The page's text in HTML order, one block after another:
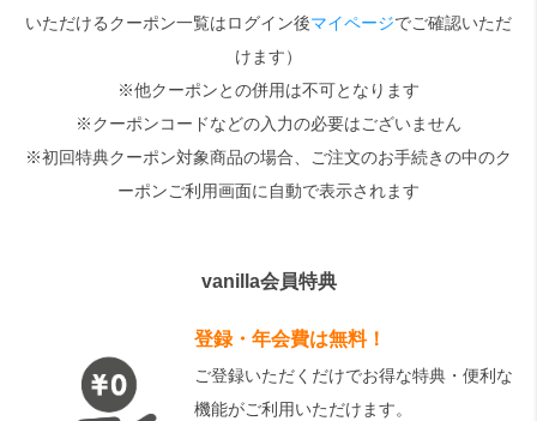
いただけるクーポン一覧はログイン後マイページでご確認いただ
けます）
※他クーポンとの併用は不可となります
※クーポンコードなどの入力の必要はございません
※初回特典クーポン対象商品の場合、ご注文のお手続きの中のク
ーポンご利用画面に自動で表示されます
vanilla会員特典
登録・年会費は無料！
ご登録いただくだけでお得な特典・便利な
機能がご利用いただけます。